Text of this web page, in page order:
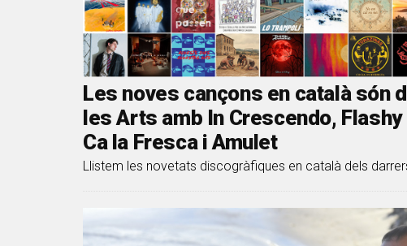
Les noves cançons en català són
les Arts amb In Crescendo,
Ca la Fresca i Amulet
Llistem les novetats discogràfiques en català dels